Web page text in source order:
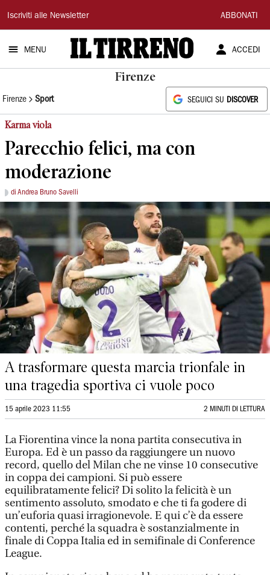
Il
Tirreno
Iscriviti alle Newsletter ABBONATI
MENU ACCEDI
Firenze
Firenze Sport SEGUICI SU DISCOVER
Karma viola
Parecchio felici, ma con
moderazione
di Andrea Bruno Savelli
A trasformare questa marcia trionfale in
una tragedia sportiva ci vuole poco
15 aprile 2023 11:55 2 MINUTI DI LETTURA
La Fiorentina vince la nona partita consecutiva in
Europa. Ed è un passo da raggiungere un nuovo
record, quello del Milan che ne vinse 10 consecutive
in coppa dei campioni. Si può essere
equilibratamente felici? Di solito la felicità è un
sentimento assoluto, smodato e che ti fa godere di
un’euforia quasi irragionevole. E qui c’è da essere
contenti, perché la squadra è sostanzialmente in
finale di Coppa Italia ed in semifinale di Conference
League.